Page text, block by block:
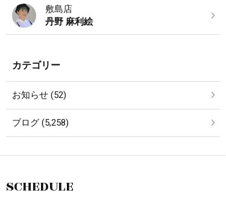
敷島店
丹野 麻利絵
カテゴリー
お知らせ (52)
ブログ (5,258)
SCHEDULE